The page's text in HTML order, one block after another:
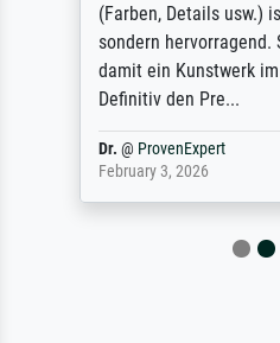
(Farben, Details usw.)
sondern hervorragend.
damit ein Kunstwerk
Definitiv den Pre...
Dr. @ ProvenExpert
February 3, 2026